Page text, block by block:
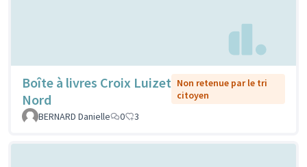
Boîte à livres Croix Luizet
Nord
Non retenue par le tri
citoyen
BERNARD Danielle
0 3